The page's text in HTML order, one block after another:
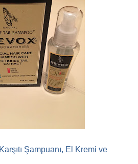
Şampuanı, El Kremi ve